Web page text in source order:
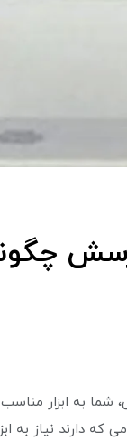
شما به ابزار
دارند نیاز به